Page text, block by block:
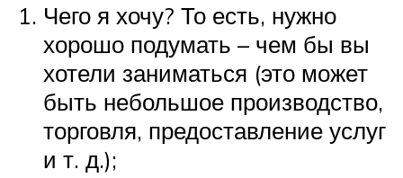
Чего я хочу? То есть, нужно
хорошо подумать – чем бы вы
хотели заниматься (это может
быть небольшое производство,
торговля, предоставление услуг
и т. д.);